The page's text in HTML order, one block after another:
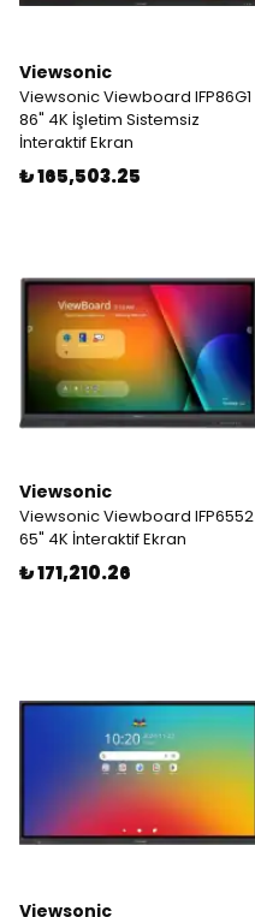
Viewsonic
Viewsonic Viewboard IFP86G1
86" 4K İşletim Sistemsiz
İnteraktif Ekran
₺ 165,503.25
Viewsonic
Viewsonic Viewboard IFP6552
65" 4K İnteraktif Ekran
₺ 171,210.26
Viewsonic